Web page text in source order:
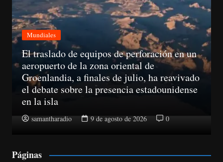
Mundiales
El traslado de equipos de perforación en un
aeropuerto de la zona oriental de
Groenlandia, a finales de julio, ha reavivado
el debate sobre la presencia estadounidense
en la isla
samantharadio 9 de agosto de 2026 0
Páginas